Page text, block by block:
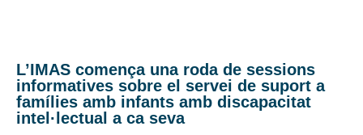
L’IMAS comença una roda de sessions
informatives sobre el servei de suport a
famílies amb infants amb discapacitat
intel·lectual a ca seva